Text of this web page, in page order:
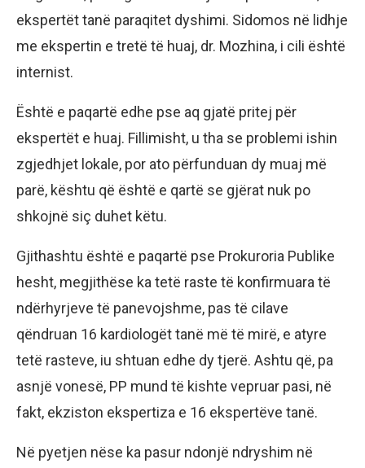
ekspertët tanë paraqitet dyshimi. Sidomos në lidhje
me ekspertin e tretë të huaj, dr. Mozhina, i cili është
internist.
Është e paqartë edhe pse aq gjatë pritej për
ekspertët e huaj. Fillimisht, u tha se problemi ishin
zgjedhjet lokale, por ato përfunduan dy muaj më
parë, kështu që është e qartë se gjërat nuk po
shkojnë siç duhet këtu.
Gjithashtu është e paqartë pse Prokuroria Publike
hesht, megjithëse ka tetë raste të konfirmuara të
ndërhyrjeve të panevojshme, pas të cilave
qëndruan 16 kardiologët tanë më të mirë, e atyre
tetë rasteve, iu shtuan edhe dy tjerë. Ashtu që, pa
asnjë vonesë, PP mund të kishte vepruar pasi, në
fakt, ekziston ekspertiza e 16 ekspertëve tanë.
Në pyetjen nëse ka pasur ndonjë ndryshim në